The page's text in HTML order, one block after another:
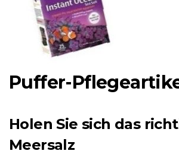
Puffer-
Holen Sie sich das
Meersalz